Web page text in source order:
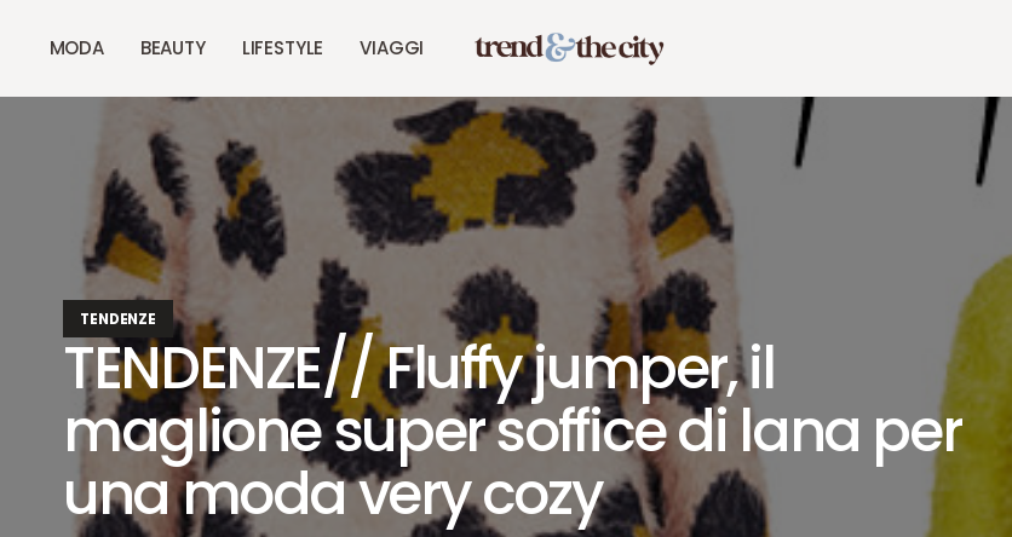
MODA BEAUTY LIFESTYLE VIAGGI
TENDENZE
TENDENZE// Fluffy jumper, il
maglione super soffice di lana per
una moda very cozy